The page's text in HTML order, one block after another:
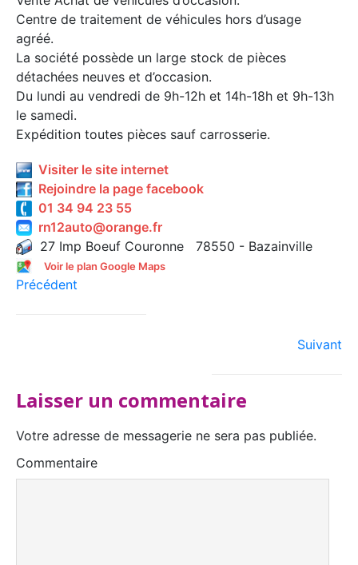
Centre de traitement de véhicules hors d’usage
agréé.
La société possède un large stock de pièces
détachées neuves et d’occasion.
Du lundi au vendredi de 9h-12h et 14h-18h et 9h-13h
le samedi.
Expédition toutes pièces sauf carrosserie.
Visiter le site internet
Rejoindre la page facebook
01 34 94 23 55
rn12auto@orange.fr
27 Imp Boeuf Couronne 78550 - Bazainville
Voir le plan Google Maps
Précédent
Suivant
Laisser un commentaire
Votre adresse de messagerie ne sera pas publiée.
Commentaire